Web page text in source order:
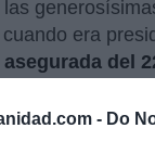
- Do
era
del
primas se
Turismo: